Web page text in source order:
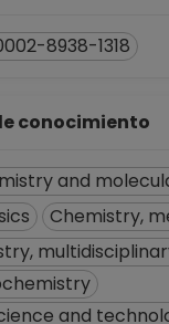
No
No
8938-1318
conocimiento
and
Chemistry,
and